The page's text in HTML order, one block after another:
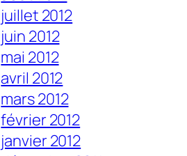
juillet 2012
juin 2012
mai 2012
avril 2012
mars 2012
février 2012
janvier 2012